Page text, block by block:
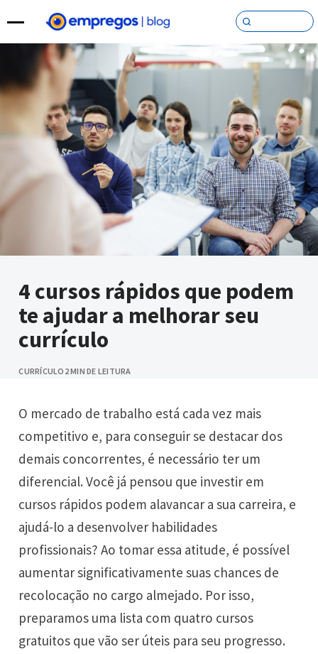
Pular para o conteúdo
4 cursos rápidos que podem
te ajudar a melhorar seu
currículo
CURRÍCULO 2 MIN DE LEITURA
O mercado de trabalho está cada vez mais
competitivo e, para conseguir se destacar dos
demais concorrentes, é necessário ter um
diferencial. Você já pensou que investir em
cursos rápidos podem alavancar a sua carreira, e
ajudá-lo a desenvolver habilidades
profissionais? Ao tomar essa atitude, é possível
aumentar significativamente suas chances de
recolocação no cargo almejado. Por isso,
preparamos uma lista com quatro cursos
gratuitos que vão ser úteis para seu progresso.